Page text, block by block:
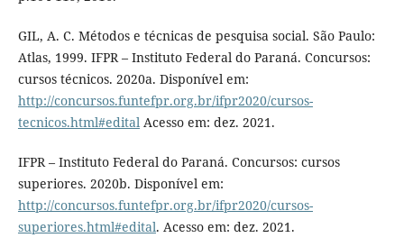
GIL, A. C. Métodos e técnicas de pesquisa social. São Paulo:
Atlas, 1999. IFPR – Instituto Federal do Paraná. Concursos:
cursos técnicos. 2020a. Disponível em:
http://concursos.funtefpr.org.br/ifpr2020/cursos-
tecnicos.html#editalAcesso em: dez. 2021.
IFPR – Instituto Federal do Paraná. Concursos: cursos
superiores. 2020b. Disponível em:
http://concursos.funtefpr.org.br/ifpr2020/cursos-
superiores.html#edital. Acesso em: dez. 2021.